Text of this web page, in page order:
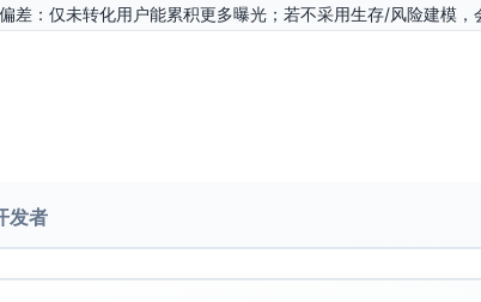
差：仅未转化用户能累积更多曝光；若不采用生存/风险建模，
佳频次上限以最大化边际ROI与用户体验。
模
率、时间或增量提升。
发者